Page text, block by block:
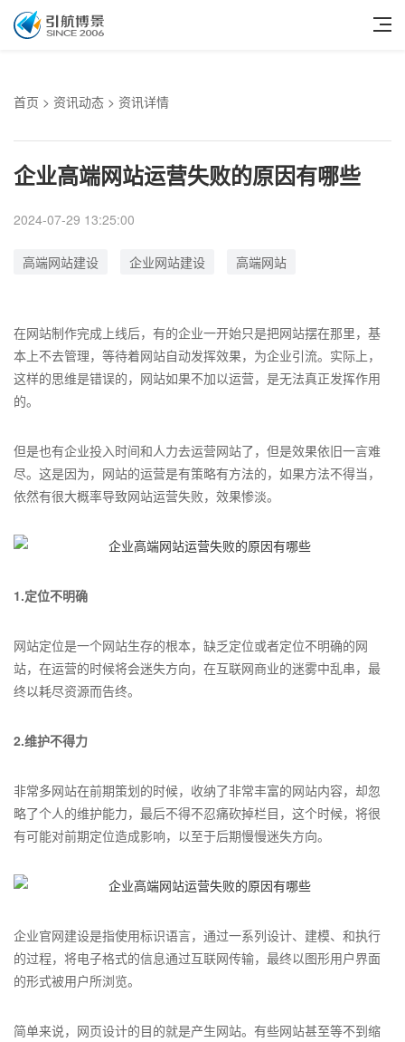
首页 > 资讯动态 > 资讯详情
企业高端网站运营失败的原因有哪些
2024-07-29 13:25:00
高端网站建设 企业网站建设 高端网站
在网站制作完成上线后，有的企业一开始只是把网站摆在那里，基
本上不去管理，等待着网站自动发挥效果，为企业引流。实际上，
这样的思维是错误的，网站如果不加以运营，是无法真正发挥作用
的。
但是也有企业投入时间和人力去运营网站了，但是效果依旧一言难
尽。这是因为，网站的运营是有策略有方法的，如果方法不得当，
依然有很大概率导致网站运营失败，效果惨淡。
1.定位不明确
网站定位是一个网站生存的根本，缺乏定位或者定位不明确的网
站，在运营的时候将会迷失方向，在互联网商业的迷雾中乱串，最
终以耗尽资源而告终。
2.维护不得力
非常多网站在前期策划的时候，收纳了非常丰富的网站内容，却忽
略了个人的维护能力，最后不得不忍痛砍掉栏目，这个时候，将很
有可能对前期定位造成影响，以至于后期慢慢迷失方向。
企业官网建设是指使用标识语言，通过一系列设计、建模、和执行
的过程，将电子格式的信息通过互联网传输，最终以图形用户界面
的形式被用户所浏览。
简单来说，网页设计的目的就是产生网站。有些网站甚至等不到缩